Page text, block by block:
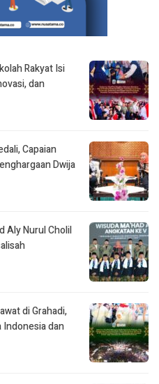
Rakyat Isi
dan
Capaian
Dwija
Aly Nurul Cholil
di Grahadi,
Indonesia dan